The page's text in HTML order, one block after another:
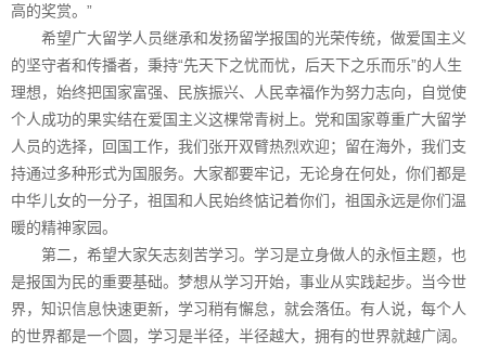
高的奖赏。”
希望广大留学人员继承和发扬留学报国的光荣传统，做爱国主义
的坚守者和传播者，秉持“先天下之忧而忧，后天下之乐而乐”的人生
理想，始终把国家富强、民族振兴、人民幸福作为努力志向，自觉使
个人成功的果实结在爱国主义这棵常青树上。党和国家尊重广大留学
人员的选择，回国工作，我们张开双臂热烈欢迎；留在海外，我们支
持通过多种形式为国服务。大家都要牢记，无论身在何处，你们都是
中华儿女的一分子，祖国和人民始终惦记着你们，祖国永远是你们温
暖的精神家园。
第二，希望大家矢志刻苦学习。学习是立身做人的永恒主题，也
是报国为民的重要基础。梦想从学习开始，事业从实践起步。当今世
界，知识信息快速更新，学习稍有懈怠，就会落伍。有人说，每个人
的世界都是一个圆，学习是半径，半径越大，拥有的世界就越广阔。